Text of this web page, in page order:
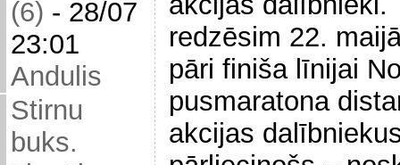
(6) - 28/07
23:01
Andulis
Stirnu
buks.
redzēsim 22.
pāri finiša līnijai
pusmaratona
akcijas